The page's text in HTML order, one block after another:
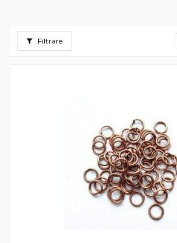
Filtrare